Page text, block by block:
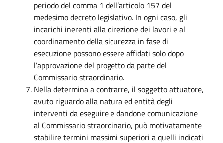
periodo del comma 1 dell’articolo 157 del
medesimo decreto legislativo. In ogni caso, gli
incarichi inerenti alla direzione dei lavori e al
coordinamento della sicurezza in fase di
esecuzione possono essere affidati solo dopo
l’approvazione del progetto da parte del
Commissario straordinario.
Nella determina a contrarre, il soggetto attuatore,
avuto riguardo alla natura ed entità degli
interventi da eseguire e dandone comunicazione
al Commissario straordinario, può motivatamente
stabilire termini massimi superiori a quelli indicati